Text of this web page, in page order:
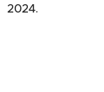
2024.